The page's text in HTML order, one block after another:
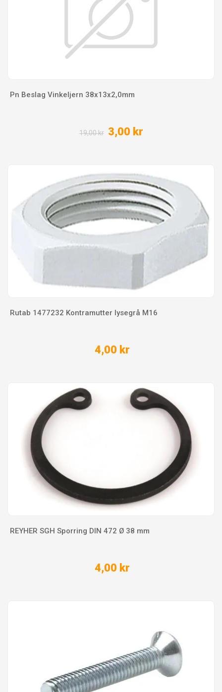
Pn Beslag Vinkeljern 38x13x2,0mm
19,00 kr 3,00 kr
Rutab 1477232 Kontramutter lysegrå M16
4,00 kr
REYHER SGH Sporring DIN 472 Ø 38 mm
4,00 kr